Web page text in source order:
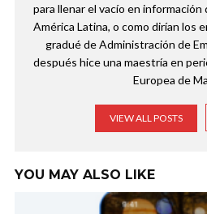
para llenar el vacío en
América Latina, o como dirían los
gradué de Administración de
después hice una maestría en
Europea de
VIEW ALL POSTS
YOU MAY ALSO LIKE